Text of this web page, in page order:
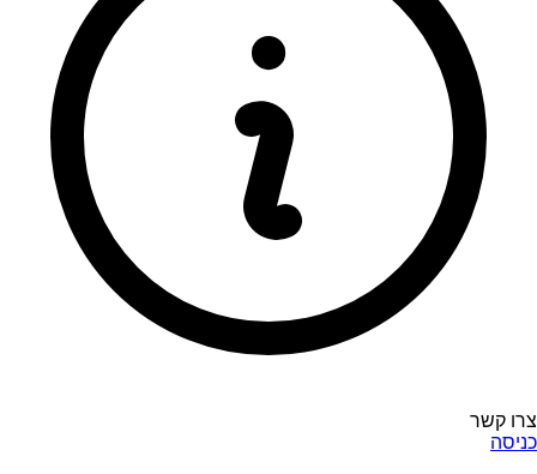
צרו קשר
כניסה